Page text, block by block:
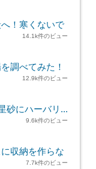
！寒くないで
14.1k件のビュー
調べてみた！
12.9k件のビュー
砂にハーバリ...
9.6k件のビュー
収納を作らな
7.7k件のビュー